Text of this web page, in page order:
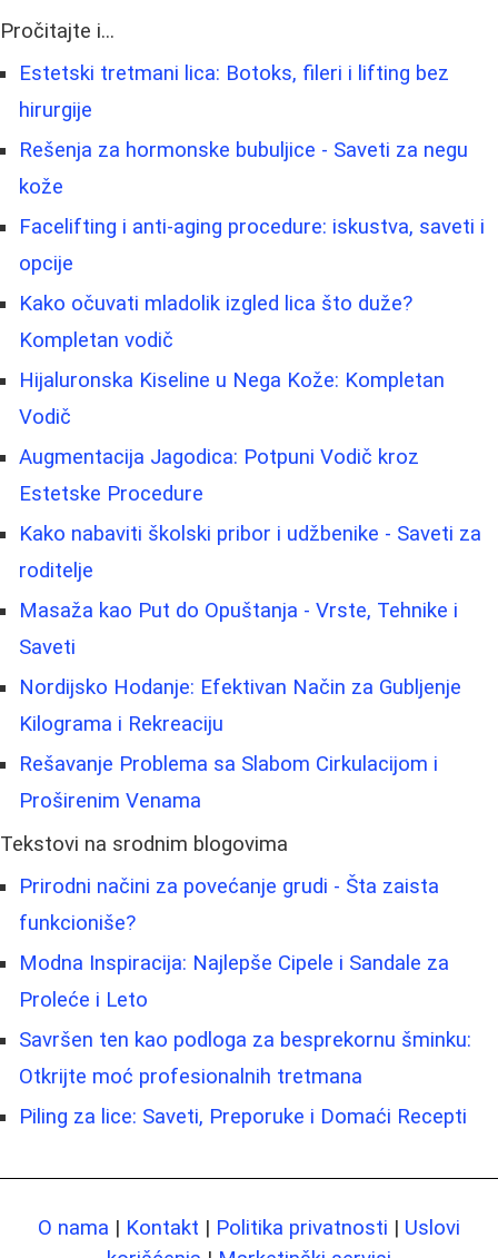
Pročitajte i...
Estetski tretmani lica: Botoks, fileri i lifting bez
hirurgije
Rešenja za hormonske bubuljice - Saveti za negu
kože
Facelifting i anti-aging procedure: iskustva, saveti i
opcije
Kako očuvati mladolik izgled lica što duže?
Kompletan vodič
Hijaluronska Kiseline u Nega Kože: Kompletan
Vodič
Augmentacija Jagodica: Potpuni Vodič kroz
Estetske Procedure
Kako nabaviti školski pribor i udžbenike - Saveti za
roditelje
Masaža kao Put do Opuštanja - Vrste, Tehnike i
Saveti
Nordijsko Hodanje: Efektivan Način za Gubljenje
Kilograma i Rekreaciju
Rešavanje Problema sa Slabom Cirkulacijom i
Proširenim Venama
Tekstovi na srodnim blogovima
Prirodni načini za povećanje grudi - Šta zaista
funkcioniše?
Modna Inspiracija: Najlepše Cipele i Sandale za
Proleće i Leto
Savršen ten kao podloga za besprekornu šminku:
Otkrijte moć profesionalnih tretmana
Piling za lice: Saveti, Preporuke i Domaći Recepti
O nama | Kontakt | Politika privatnosti | Uslovi